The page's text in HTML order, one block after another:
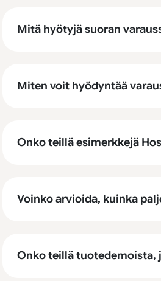
Mitä hyötyjä suoran
Miten voit hyödyntää
Onko teillä esimerkkejä
Voinko arvioida, kuinka
Onko teillä tuotedemoista,